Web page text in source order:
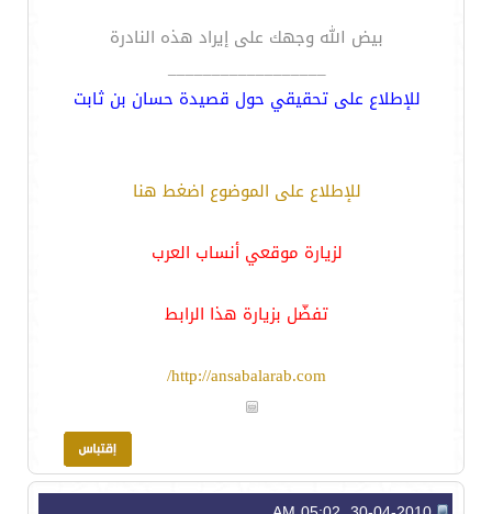
بيض الله وجهك على إيراد هذه النادرة
__________________
للإطلاع على تحقيقي حول قصيدة حسان بن ثابت
للإطلاع على الموضوع اضغط هنا
لزيارة موقعي أنساب العرب
تفضّل بزيارة هذا الرابط
http://ansabalarab.com/